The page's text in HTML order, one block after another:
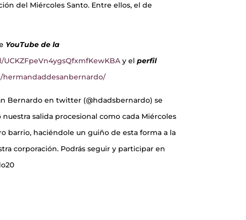
del Miércoles Santo. Entre ellos, el de
YouTube de la
y el perfil
Bernardo en twitter (@hdadsbernardo) se
salida procesional como cada Miércoles
barrio, haciéndole un guiño de esta forma a la
corporación. Podrás seguir y participar en